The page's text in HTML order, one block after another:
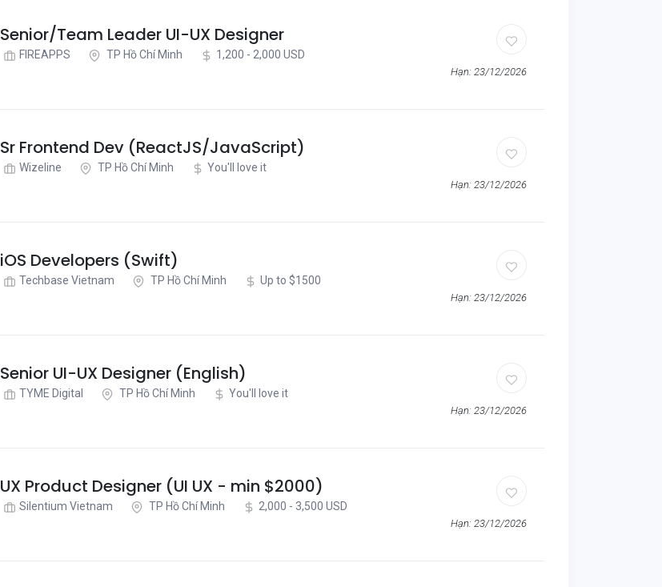
Senior/Team Leader UI-UX Designer
FIREAPPS TP Hồ Chí Minh 1,200 - 2,000 USD
Hạn: 23/12/2026
Sr Frontend Dev (ReactJS/JavaScript)
Wizeline TP Hồ Chí Minh You'll love it
Hạn: 23/12/2026
iOS Developers (Swift)
Techbase Vietnam TP Hồ Chí Minh Up to $1500
Hạn: 23/12/2026
Senior UI-UX Designer (English)
TYME Digital TP Hồ Chí Minh You'll love it
Hạn: 23/12/2026
UX Product Designer (UI UX - min $2000)
Silentium Vietnam TP Hồ Chí Minh 2,000 - 3,500 USD
Hạn: 23/12/2026